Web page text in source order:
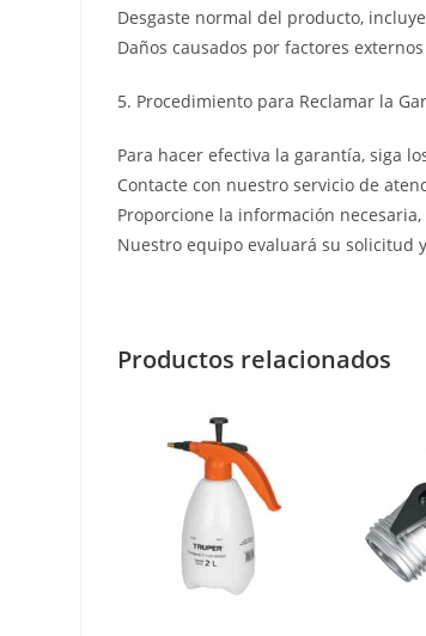
Desgaste normal del producto,
Daños causados por factores
5. Procedimiento para Reclamar la
Para hacer efectiva la garantía, siga
Contacte con nuestro servicio de
Proporcione la información
Nuestro equipo evaluará su solicitud
Productos relacionados